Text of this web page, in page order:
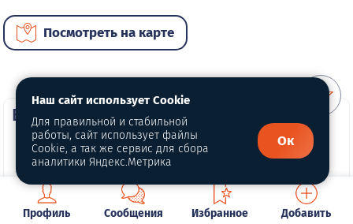
Посмотреть на карте
ВИП услуги
Профиль Сообщения Избранное Добавить
Наш сайт использует Cookie
Для правильной и стабильной
работы, сайт использует файлы
Cookie, а так же сервис для сбора
аналитики Яндекс.Метрика
Ок